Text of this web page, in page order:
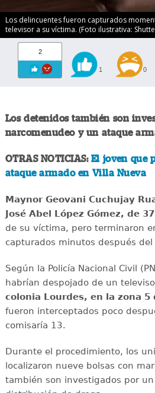
Los delincuentes fueron capturados
televisor a su víctima. (Foto ilustrativa:
2
1 0
Los detenidos también son
narcomenudeo y un ataque
OTRAS NOTICIAS: El joven que
ataque armado en Villa Nueva
Maynor Geovani Cuchujay
José Abel López Gómez, de 37
de su víctima, pero terminaron
capturados minutos después del
Según la Policía Nacional Civil
habrían despojado de un
colonia Lourdes, en la zona 5
fueron interceptados poco
comisaría 13.
Durante el procedimiento, los
localizaron nueve bolsas con
también son investigados por